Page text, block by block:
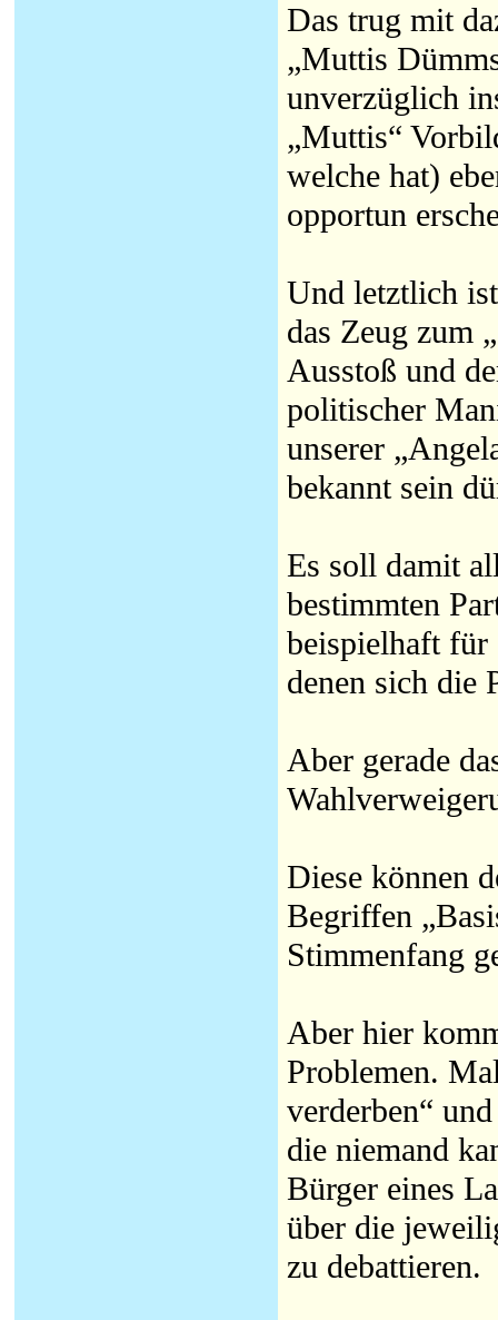
Das trug mit
„Muttis
unverzüglich
„Muttis“
welche hat)
opportun
Und letztlich
das Zeug zum
Ausstoß und
politischer
unserer
bekannt sein
Es soll damit
bestimmten
beispielhaft für
denen sich die
Aber gerade
Diese können
Begriffen
Stimmenfang
Aber hier
Problemen.
verderben“
die niemand
Bürger eines
über die
zu debattieren.